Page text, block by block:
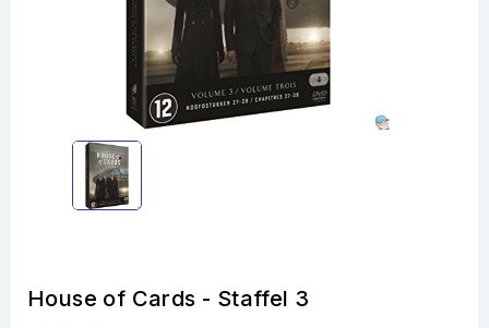
House of Cards - Staffel 3